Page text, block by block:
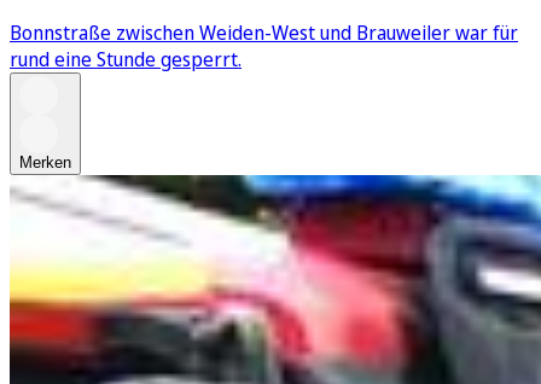
Bonnstraße zwischen Weiden-West und Brauweiler war für
rund eine Stunde gesperrt.
Merken